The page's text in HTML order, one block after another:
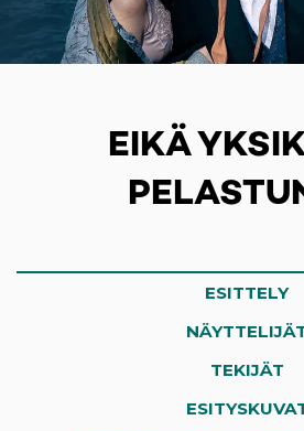
EIKÄ
ESITTELY
TEKIJÄT